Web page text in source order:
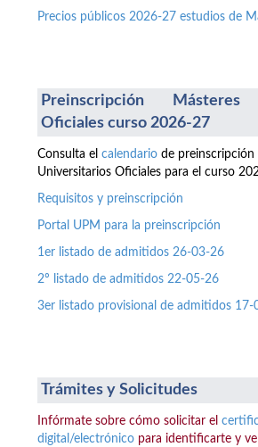
Precios públicos 2026-27 estudios de
Preinscripción Másteres
Oficiales curso 2026-27
Consulta el calendario de preinscripción
Universitarios Oficiales para el curso
Requisitos y preinscripción
Portal UPM para la preinscripción
1er listado de admitidos 26-03-26
2º listado de admitidos 22-05-26
3er listado provisional de admitidos 17-
Trámites y Solicitudes
Infórmate sobre cómo solicitar el
digital/electrónico para identificarte y